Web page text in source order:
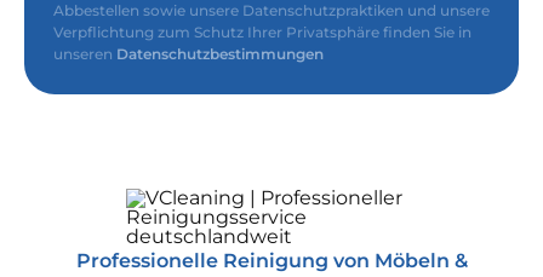
Abbestellen sowie unsere Datenschutzpraktiken und unsere
Verpflichtung zum Schutz Ihrer Privatsphäre finden Sie in
unseren Datenschutzbestimmungen
Professionelle Reinigung von Möbeln &